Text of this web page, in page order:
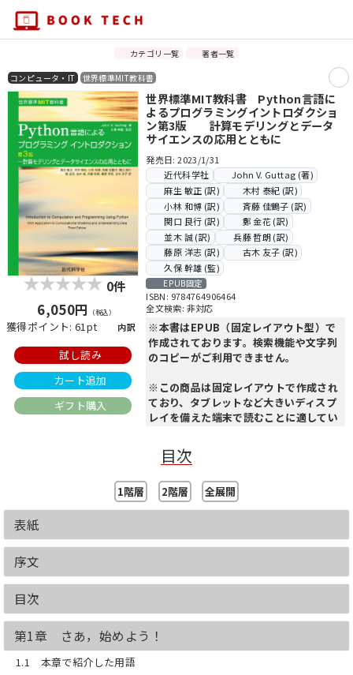
カテゴリ一覧 著者一覧
コンピュータ・IT 世界標準MIT教科書
0件
6,050円 （税込）
獲得ポイント: 61pt 内訳
試し読み
カート追加
ギフト購入
世界標準MIT教科書 Python言語に
よるプログラミングイントロダクショ
ン第3版 計算モデリングとデータ
サイエンスの応用とともに
発売日: 2023/1/31
近代科学社
John V. Guttag (著)
麻生 敏正 (訳)
木村 泰紀 (訳)
小林 和博 (訳)
斉藤 佳鶴子 (訳)
関口 良行 (訳)
鄭 金花 (訳)
並木 誠 (訳)
兵藤 哲朗 (訳)
藤原 洋志 (訳)
古木 友子 (訳)
久保 幹雄 (監)
EPUB固定
ISBN: 9784764906464
全文検索: 非対応
※本書はEPUB（固定レイアウト型）で
作成されております。検索機能や文字列
のコピーがご利用できません。
※この商品は固定レイアウトで作成され
ており、タブレットなど大きいディスプ
レイを備えた端末で読むことに適してい
索、辞書の参照、引用などの機能が使用
できません。
MITで大人気の講義テキストの第3版。
「深さよりも広さを」というコンセプト
トロダクションが与えられており、問題
の方法、データから情報を抽出するため
きます。
ために計算機を用いたアプローチを理解
目次
1階層 2階層 全展開
表紙
序文
目次
第1章 さあ，始めよう！
1.1 本章で紹介した用語